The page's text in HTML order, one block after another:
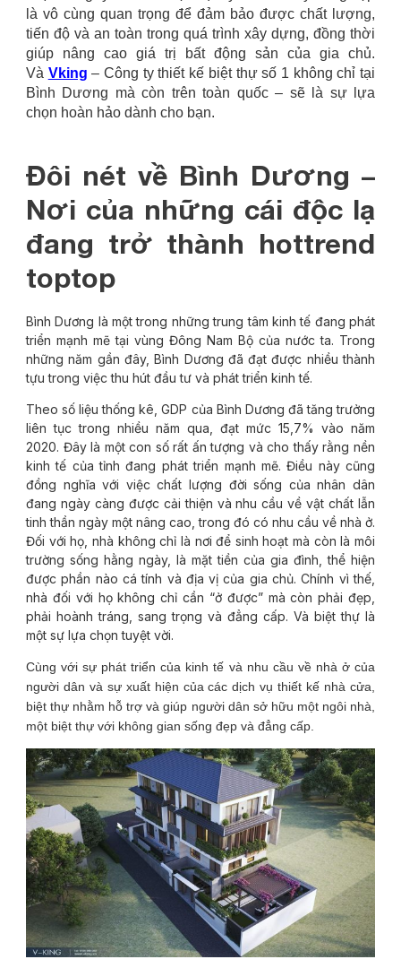
là vô cùng quan trọng để đảm bảo được chất lượng,
tiến độ và an toàn trong quá trình xây dựng, đồng thời
giúp nâng cao giá trị bất động sản của gia chủ.
Và Vking – Công ty thiết kế biệt thự số 1 không chỉ tại
Bình Dương mà còn trên toàn quốc – sẽ là sự lựa
chọn hoàn hảo dành cho bạn.
Đôi nét về Bình Dương –
Nơi của những cái độc lạ
đang trở thành hottrend
toptop
Bình Dương là một trong những trung tâm kinh tế đang phát
triển mạnh mẽ tại vùng Đông Nam Bộ của nước ta. Trong
những năm gần đây, Bình Dương đã đạt được nhiều thành
tựu trong việc thu hút đầu tư và phát triển kinh tế.
Theo số liệu thống kê, GDP của Bình Dương đã tăng trưởng
liên tục trong nhiều năm qua, đạt mức 15,7% vào năm
2020. Đây là một con số rất ấn tượng và cho thấy rằng nền
kinh tế của tỉnh đang phát triển mạnh mẽ. Điều này cũng
đồng nghĩa với việc chất lượng đời sống của nhân dân
đang ngày càng được cải thiện và nhu cầu về vật chất lẫn
tinh thần ngày một nâng cao, trong đó có nhu cầu về nhà ở.
Đối với họ, nhà không chỉ là nơi để sinh hoạt mà còn là môi
trường sống hằng ngày, là mặt tiền của gia đình, thể hiện
được phần nào cá tính và địa vị của gia chủ. Chính vì thế,
nhà đối với họ không chỉ cần “ở được” mà còn phải đẹp,
phải hoành tráng, sang trọng và đẳng cấp. Và biệt thự là
một sự lựa chọn tuyệt vời.
Cùng với sự phát triển của kinh tế và nhu cầu về nhà ở của
người dân và sự xuất hiện của các dịch vụ thiết kế nhà cửa,
biệt thự nhằm hỗ trợ và giúp người dân sở hữu một ngôi nhà,
một biệt thự với không gian sống đẹp và đẳng cấp.